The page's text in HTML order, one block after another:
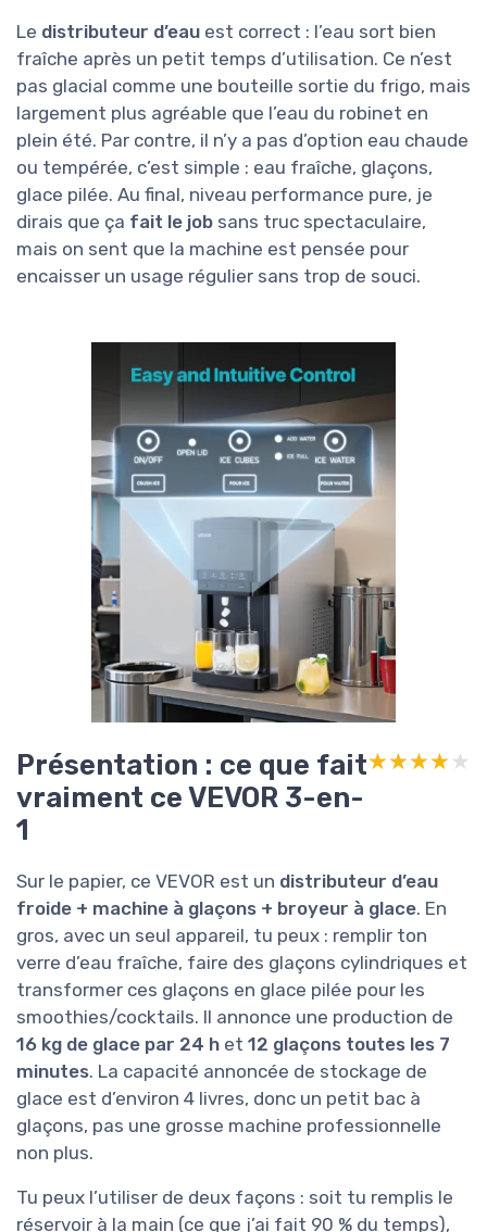
Le distributeur d’eau est correct : l’eau sort bien
fraîche après un petit temps d’utilisation. Ce n’est
pas glacial comme une bouteille sortie du frigo, mais
largement plus agréable que l’eau du robinet en
plein été. Par contre, il n’y a pas d’option eau chaude
ou tempérée, c’est simple : eau fraîche, glaçons,
glace pilée. Au final, niveau performance pure, je
dirais que ça fait le job sans truc spectaculaire,
mais on sent que la machine est pensée pour
encaisser un usage régulier sans trop de souci.
Présentation : ce que fait
vraiment ce VEVOR 3-en-
1
★★★★★
★★★★★
Sur le papier, ce VEVOR est un distributeur d’eau
froide + machine à glaçons + broyeur à glace. En
gros, avec un seul appareil, tu peux : remplir ton
verre d’eau fraîche, faire des glaçons cylindriques et
transformer ces glaçons en glace pilée pour les
smoothies/cocktails. Il annonce une production de
16 kg de glace par 24 h et 12 glaçons toutes les 7
minutes. La capacité annoncée de stockage de
glace est d’environ 4 livres, donc un petit bac à
glaçons, pas une grosse machine professionnelle
non plus.
Tu peux l’utiliser de deux façons : soit tu remplis le
réservoir à la main (ce que j’ai fait 90 % du temps),